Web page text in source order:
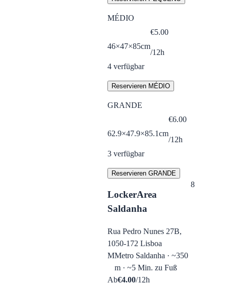
MÉDIO
46×47×85cm
4 verfügbar
€5.00
/12h
Reservieren MÉDIO
GRANDE
62.9×47.9×85.1cm
3 verfügbar
€6.00
/12h
Reservieren GRANDE
LockerArea
Saldanha
8
Rua Pedro Nunes 27B,
1050-172 Lisboa
MMetro Saldanha · ~350
m · ~5 Min. zu Fuß
Ab€4.00/12h